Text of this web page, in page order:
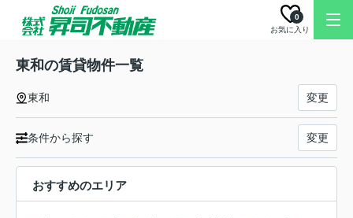
お気に入り
0
東和の賃貸物件一覧
東和 変更
条件から探す 変更
おすすめのエリア